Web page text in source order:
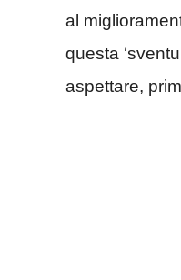
al
questa
aspettare,